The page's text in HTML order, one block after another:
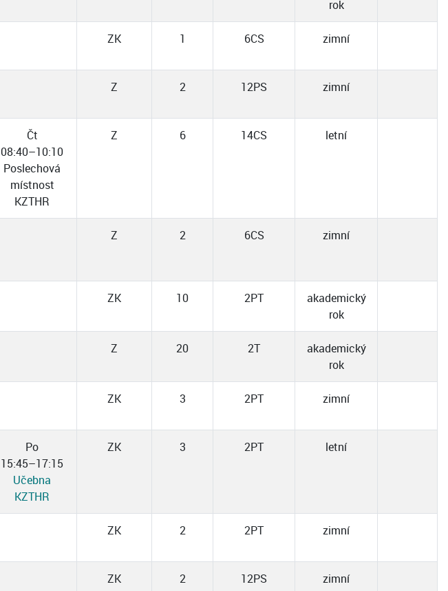
rok
ZK 1 6CS zimní
Z 2 12PS zimní
Čt
08:40–10:10
Poslechová
místnost
KZTHR
Z 6 14CS letní
Z 2 6CS zimní
ZK 10 2PT
akademický
rok
Z 20 2T
akademický
rok
ZK 3 2PT zimní
Po
15:45–17:15
Učebna
KZTHR
ZK 3 2PT letní
ZK 2 2PT zimní
ZK 2 12PS zimní